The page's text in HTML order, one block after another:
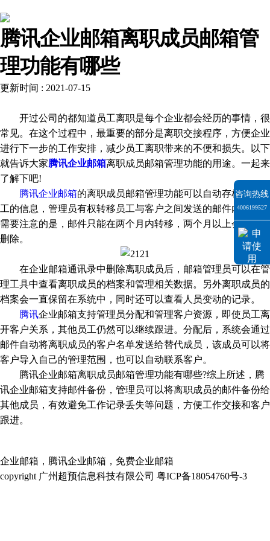
腾讯企业邮箱离职成员邮箱管
理功能有哪些
更新时间 : 2021-07-15
开过公司的都知道员工离职是每个企业都会经历的事情，很
常见。在这个过程中，最重要的部分是离职交接程序，方便企业
进行下一步的工作安排，减少员工离职带来的不便和损失。以下
就告诉大家腾讯企业邮箱离职成员邮箱管理功能的用途。一起来
了解下吧!
腾讯企业邮箱的离职成员邮箱管理功能可以自动存档离职员
工的信息，管理员有权转移员工与客户之间发送的邮件内容，但
需要注意的是，邮件只能在两个月内转移，两个月以上会被系统
删除。
在企业邮箱通讯录中删除离职成员后，邮箱管理员可以在管
理工具中查看离职成员的档案和管理相关数据。另外离职成员的
档案会一直保留在系统中，同时还可以查看人员变动的记录。
腾讯企业邮箱支持管理员分配和管理客户资源，即使员工离
开客户关系，其他员工仍然可以继续跟进。分配后，系统会通过
邮件自动将离职成员的客户名单发送给替代成员，该成员可以将
客户导入自己的管理范围，也可以自动联系客户。
腾讯企业邮箱离职成员邮箱管理功能有哪些?综上所述，腾
讯企业邮箱支持邮件备份，管理员可以将离职成员的邮件备份给
其他成员，有效避免工作记录丢失等问题，方便工作交接和客户
跟进。
企业邮箱，腾讯企业邮箱，免费企业邮箱
copyright 广州超预信息科技有限公司 粤ICP备18054760号-3
咨询热线
4006199527